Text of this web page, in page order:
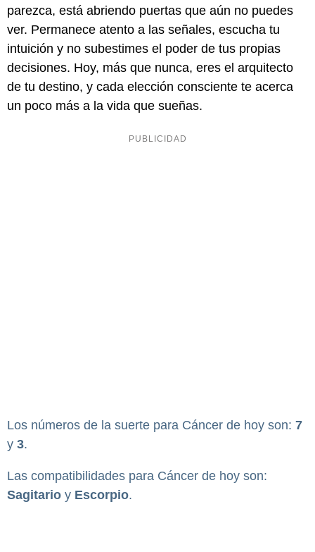
parezca, está abriendo puertas que aún no puedes
ver. Permanece atento a las señales, escucha tu
intuición y no subestimes el poder de tus propias
decisiones. Hoy, más que nunca, eres el arquitecto
de tu destino, y cada elección consciente te acerca
un poco más a la vida que sueñas.
Los números de la suerte para Cáncer de hoy son: 7
y 3.
Las compatibilidades para Cáncer de hoy son:
Sagitario y Escorpio.